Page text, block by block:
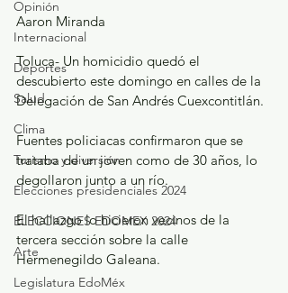
Opinión
Internacional
Deportes
Salud
Clima
Turismo y diversión
Elecciones presidenciales 2024
ELECCIONES EDOMEX 2024
Arte
Legislatura EdoMéx
Aaron Miranda
Toluca- Un homicidio quedó el
descubierto este domingo en calles de la
Delegación de San Andrés Cuexcontitlán.
Fuentes policiacas confirmaron que se
trataba de un joven como de 30 años, lo
degollaron junto a un río.
El hallazgo lo hicieron vecinos de la
tercera sección sobre la calle
Hermenegildo Galeana.